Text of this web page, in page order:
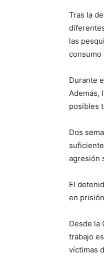
Tras la
las
consumo
Durante
Además,
posibles
Dos
agresión
El
en
Desde la
trabajo
víctimas